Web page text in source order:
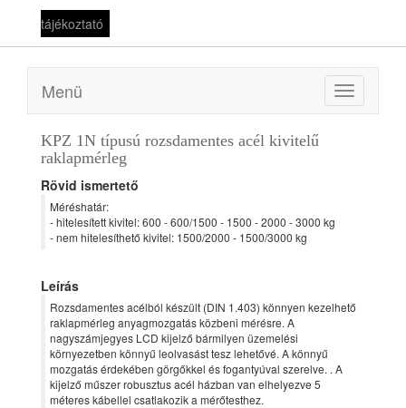
tájékoztató
Toggle
navigation
Menü
KPZ 1N típusú rozsdamentes acél kivitelű
raklapmérleg
Rövid ismertető
Méréshatár:
- hitelesített kivitel: 600 - 600/1500 - 1500 - 2000 - 3000 kg
- nem hitelesíthető kivitel: 1500/2000 - 1500/3000 kg
Leírás
Rozsdamentes acélból készült (DIN 1.403) könnyen kezelhető
raklapmérleg anyagmozgatás közbeni mérésre. A
nagyszámjegyes LCD kijelző bármilyen üzemelési
környezetben könnyű leolvasást tesz lehetővé. A könnyű
mozgatás érdekében görgőkkel és fogantyúval szerelve. . A
kijelző műszer robusztus acél házban van elhelyezve 5
méteres kábellel csatlakozik a mérőtesthez.